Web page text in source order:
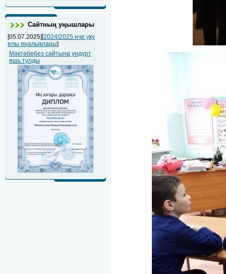
Сайтның уңышлары
[05.07.2025][2024/2025 нче уку
елы яңалыклары]
Мәктәбебез сайтына ундүрт
яшь тулды